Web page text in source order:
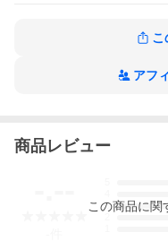
こ
アフ
商品レビュー
3
この商品に関